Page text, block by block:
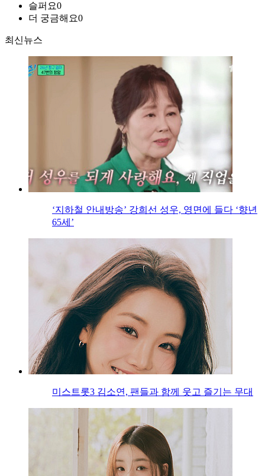
슬퍼요0
더 궁금해요0
최신뉴스
‘지하철 안내방송’ 강희선 성우, 영면에 들다 ‘향년
65세’
미스트롯3 김소연, 팬들과 함께 웃고 즐기는 무대